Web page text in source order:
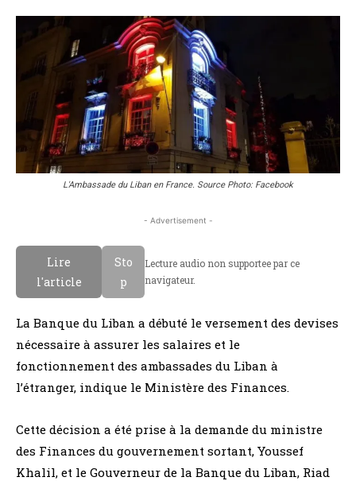
L'Ambassade du Liban en France. Source Photo: Facebook
- Advertisement -
Lire
l'article
Sto
p
Lecture audio non supportee par ce
navigateur.
La Banque du Liban a débuté le versement des devises
nécessaire à assurer les salaires et le
fonctionnement des ambassades du Liban à
l’étranger, indique le Ministère des Finances.
Cette décision a été prise à la demande du ministre
des Finances du gouvernement sortant, Youssef
Khalil, et le Gouverneur de la Banque du Liban, Riad